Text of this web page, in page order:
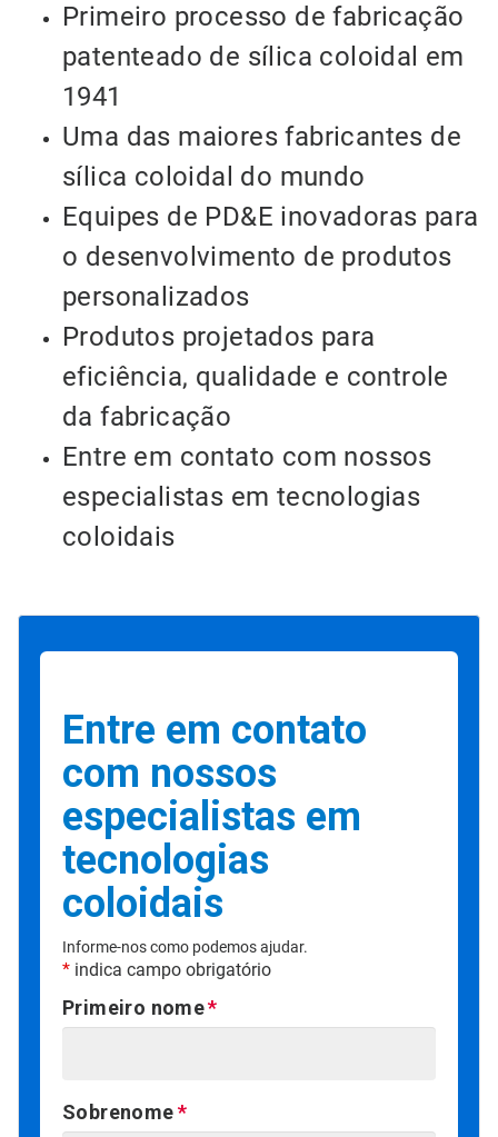
Primeiro processo de fabricação
patenteado de sílica coloidal em
1941
Uma das maiores fabricantes de
sílica coloidal do mundo
Equipes de PD&E inovadoras para
o desenvolvimento de produtos
personalizados
Produtos projetados para
eficiência, qualidade e controle
da fabricação
Entre em contato com nossos
especialistas em tecnologias
coloidais
Entre em contato
com nossos
especialistas em
tecnologias
coloidais
Informe-nos como podemos ajudar.
* indica campo obrigatório
Primeiro nome
Sobrenome